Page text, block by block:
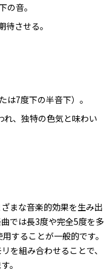
の音。
待させる。
は7度下の半音下）。
れ、独特の色気と味わい
まな音楽的効果を生み出
では長3度や完全5度を多
することが一般的です。
を組み合わせることで、
。